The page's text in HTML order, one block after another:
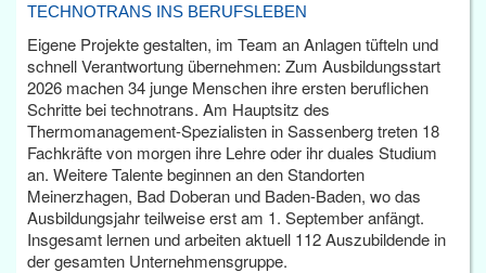
TECHNOTRANS INS BERUFSLEBEN
Eigene Projekte gestalten, im Team an Anlagen tüfteln und
schnell Verantwortung übernehmen: Zum Ausbildungsstart
2026 machen 34 junge Menschen ihre ersten beruflichen
Schritte bei technotrans. Am Hauptsitz des
Thermomanagement-Spezialisten in Sassenberg treten 18
Fachkräfte von morgen ihre Lehre oder ihr duales Studium
an. Weitere Talente beginnen an den Standorten
Meinerzhagen, Bad Doberan und Baden-Baden, wo das
Ausbildungsjahr teilweise erst am 1. September anfängt.
Insgesamt lernen und arbeiten aktuell 112 Auszubildende in
der gesamten Unternehmensgruppe.